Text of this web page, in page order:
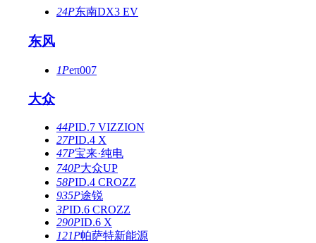
24P东南DX3 EV
东风
1Peπ007
大众
44PID.7 VIZZION
27PID.4 X
47P宝来·纯电
740P大众UP
58PID.4 CROZZ
935P途锐
3PID.6 CROZZ
290PID.6 X
121P帕萨特新能源